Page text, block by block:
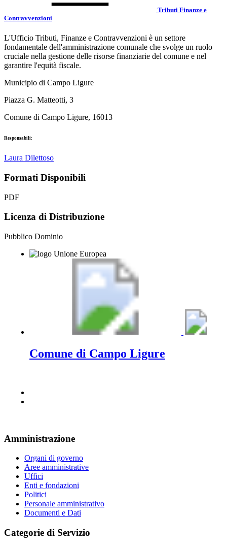
Tributi Finanze e
Contravvenzioni
L'Ufficio Tributi, Finanze e Contravvenzioni è un settore
fondamentale dell'amministrazione comunale che svolge un ruolo
cruciale nella gestione delle risorse finanziarie del comune e nel
garantire l'equità fiscale.
Municipio di Campo Ligure
Piazza G. Matteotti, 3
Comune di Campo Ligure, 16013
Responsabili:
Laura Dilettoso
Formati Disponibili
PDF
Licenza di Distribuzione
Pubblico Dominio
Comune di Campo Ligure
Amministrazione
Organi di governo
Aree amministrative
Uffici
Enti e fondazioni
Politici
Personale amministrativo
Documenti e Dati
Categorie di Servizio